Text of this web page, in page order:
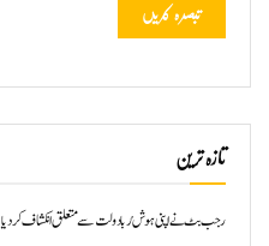
تازہ ترین
رجب بٹ نے اپنی ہوش رُبا دولت سے متعلق انکشاف کردیا